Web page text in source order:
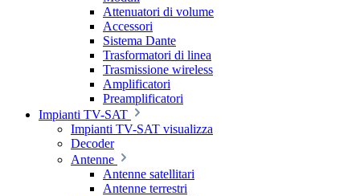
Attenuatori di volume
Accessori
Sistema Dante
Trasformatori di linea
Trasmissione wireless
Amplificatori
Preamplificatori
Impianti TV-SAT
Impianti TV-SAT visualizza
Decoder
Antenne
Antenne satellitari
Antenne terrestri